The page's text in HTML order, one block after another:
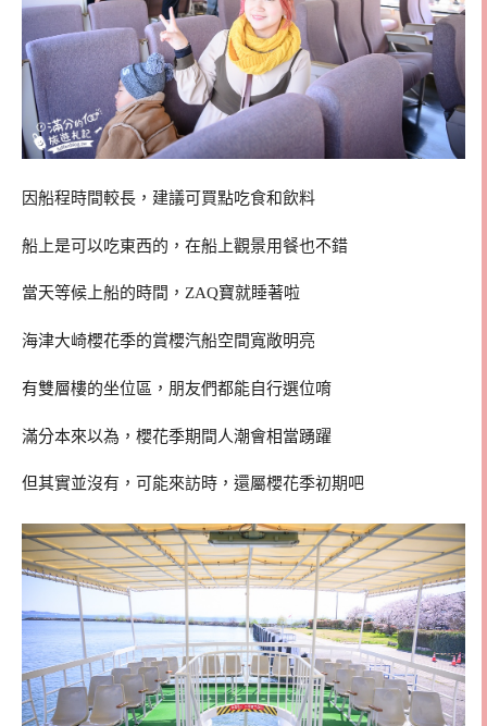
因船程時間較長，建議可買點吃食和飲料
船上是可以吃東西的，在船上觀景用餐也不錯
當天等候上船的時間，ZAQ寶就睡著啦
海津大崎櫻花季的賞櫻汽船空間寬敞明亮
有雙層樓的坐位區，朋友們都能自行選位唷
滿分本來以為，櫻花季期間人潮會相當踴躍
但其實並沒有，可能來訪時，還屬櫻花季初期吧